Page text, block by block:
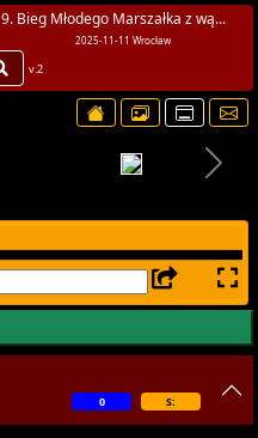
9. Bieg Młodego Marszałka z wą...
2025-11-11 Wrocław
v.2
S:
0